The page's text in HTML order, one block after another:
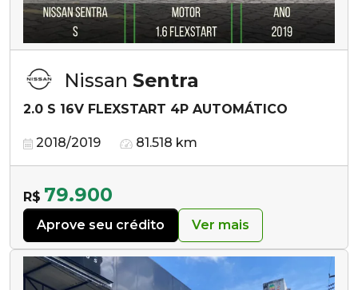
Nissan Sentra
2.0 S 16V FLEXSTART 4P AUTOMÁTICO
2018/2019 81.518 km
R$ 79.900
Aprove seu crédito Ver mais